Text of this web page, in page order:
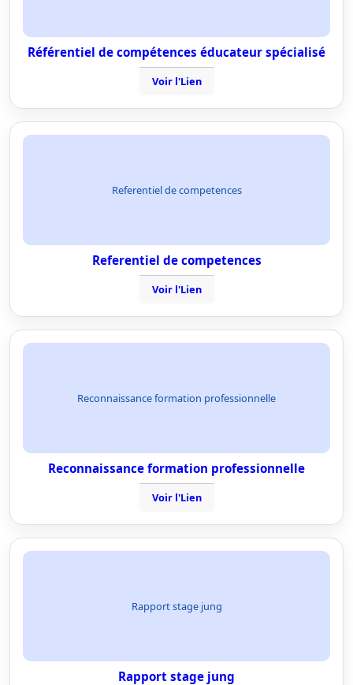
Référentiel de compétences éducateur spécialisé
Voir l'Lien
Referentiel de competences
Referentiel de competences
Voir l'Lien
Reconnaissance formation professionnelle
Reconnaissance formation professionnelle
Voir l'Lien
Rapport stage jung
Rapport stage jung